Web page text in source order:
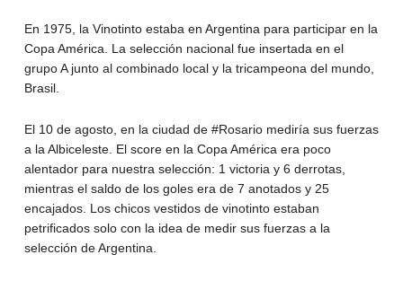
En 1975, la Vinotinto estaba en Argentina para participar en la
Copa América. La selección nacional fue insertada en el
grupo A junto al combinado local y la tricampeona del mundo,
Brasil.
El 10 de agosto, en la ciudad de #Rosario mediría sus fuerzas
a la Albiceleste. El score en la Copa América era poco
alentador para nuestra selección: 1 victoria y 6 derrotas,
mientras el saldo de los goles era de 7 anotados y 25
encajados. Los chicos vestidos de vinotinto estaban
petrificados solo con la idea de medir sus fuerzas a la
selección de Argentina.